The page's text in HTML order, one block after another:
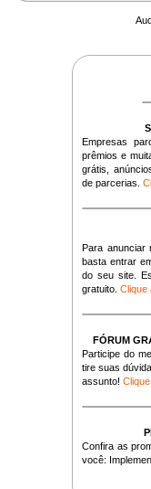
Empresas
prêmios e
grátis,
de parcerias.
Para anunciar
basta entrar
do seu site.
gratuito.Clique
FÓRUM
Participe do
tire suas
assunto!
Confira as
você: